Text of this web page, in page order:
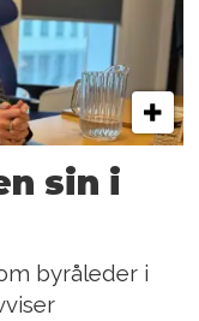
sin i
byråleder i